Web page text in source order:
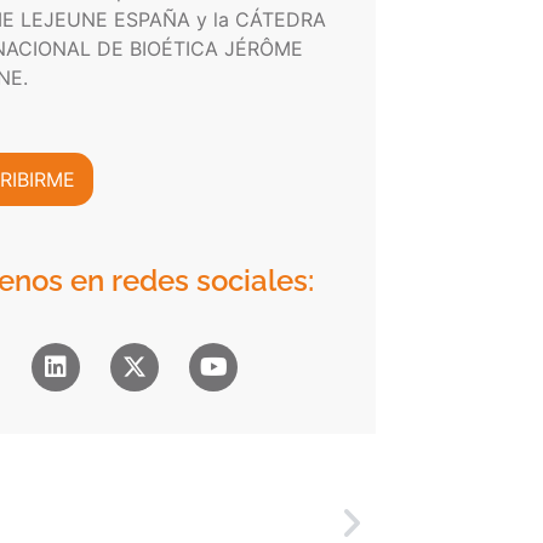
LEJEUNE ESPAÑA y la CÁTEDRA
DE BIOÉTICA JÉRÔME
en redes sociales: